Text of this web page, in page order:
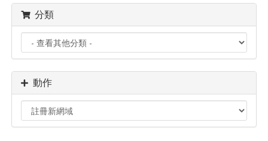
分類
動作